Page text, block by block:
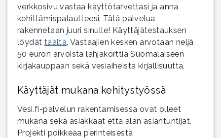
verkkosivu vastaa käyttötarvettasi ja anna
kehittämispalautteesi. Tätä palvelua
rakennetaan juuri sinulle! Käyttäjätestauksen
löydät täältä. Vastaajien kesken arvotaan neljä
50 euron arvoista lahjakorttia Suomalaiseen
kirjakauppaan sekä vesiaiheista kirjallisuutta.
Käyttäjät mukana kehitystyössä
Vesi.fi-palvelun rakentamisessa ovat olleet
mukana sekä asiakkaat että alan asiantuntijat.
Projekti poikkeaa perinteisestä